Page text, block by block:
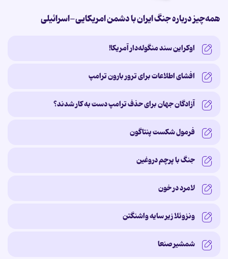
همه‌چیز درباره جنگ ایران با دشمن امریکایی-اسرائیلی
اوکراین سند منگوله‌دار آمریکا!
افشای اطلاعات برای ترور بارون ترامپ
آزادگان جهان برای حذف ترامپ دست به کار شدند؟
فرمول شکست پنتاگون
جنگ با پرچم دروغین
لامرد در خون
ونزوئلا زیر سایه‌ واشنگتن
شمشیر صنعا